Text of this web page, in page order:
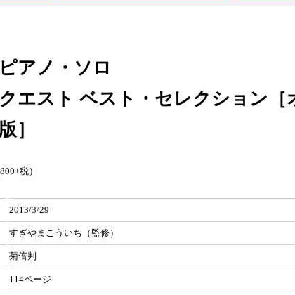
アノ・ソロ
エスト ベスト・セレクション［
］
税）
2013/3/29
すぎやまこういち（監修）
菊倍判
114ページ